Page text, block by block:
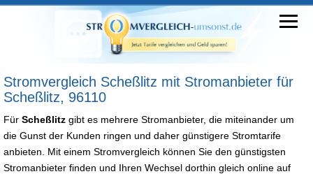
Stromvergleich Scheßlitz mit Stromanbieter für
Scheßlitz, 96110
Für Scheßlitz gibt es mehrere Stromanbieter, die miteinander um
die Gunst der Kunden ringen und daher günstigere Stromtarife
anbieten. Mit einem Stromvergleich können Sie den günstigsten
Stromanbieter finden und Ihren Wechsel dorthin gleich online auf